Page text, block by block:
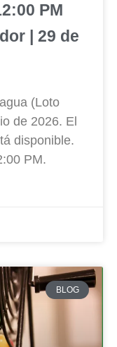
PM
| 29 de
(Loto
de 2026. El
disponible.
PM.
BLOG